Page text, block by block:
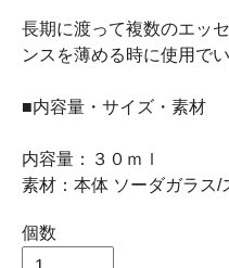
長期に渡って複数のエッ
ンスを薄める時に使用で
■内容量・サイズ・素材
内容量：３０ｍｌ
素材：本体 ソーダガラス/
個数